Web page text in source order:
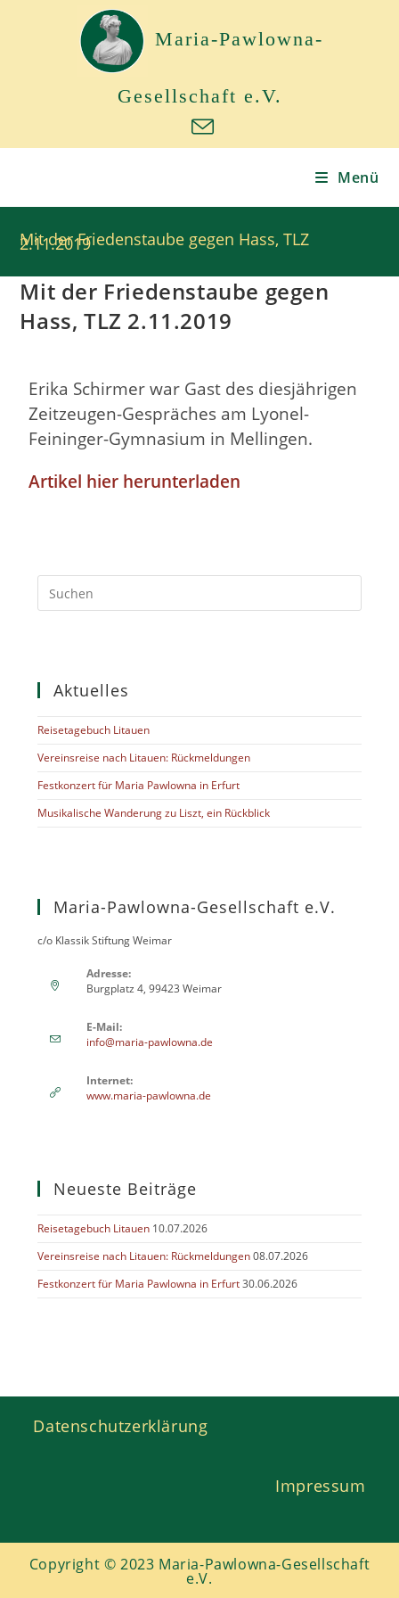
Maria-Pawlowna-
Gesellschaft e.V.
Menü
Mit der Friedenstaube gegen Hass, TLZ
2.11.2019
Mit der Friedenstaube gegen
Hass, TLZ 2.11.2019
Erika Schirmer war Gast des diesjährigen
Zeitzeugen-Gespräches am Lyonel-
Feininger-Gymnasium in Mellingen.
Artikel hier herunterladen
Aktuelles
Reisetagebuch Litauen
Vereinsreise nach Litauen: Rückmeldungen
Festkonzert für Maria Pawlowna in Erfurt
Musikalische Wanderung zu Liszt, ein Rückblick
Maria-Pawlowna-Gesellschaft e.V.
c/o Klassik Stiftung Weimar
Adresse:
Burgplatz 4, 99423 Weimar
E-Mail:
info@maria-pawlowna.de
Internet:
www.maria-pawlowna.de
Neueste Beiträge
Reisetagebuch Litauen 10.07.2026
Vereinsreise nach Litauen: Rückmeldungen 08.07.2026
Festkonzert für Maria Pawlowna in Erfurt 30.06.2026
Datenschutzerklärung
Impressum
Copyright © 2023 Maria-Pawlowna-Gesellschaft
e.V.